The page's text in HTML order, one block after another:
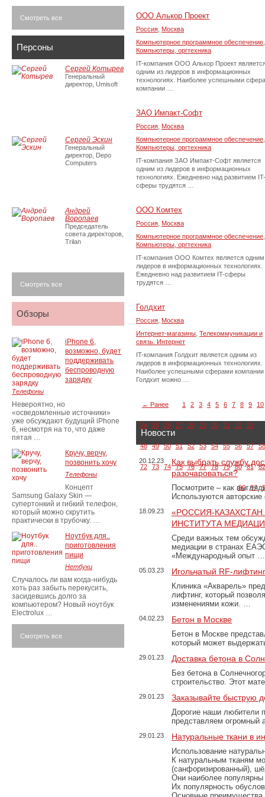
ООО Алькор Проект
Россия Москва
Компьютерное программное обеспечение
Компьютеры, оргтехника
IT-компания ООО Алькор Проект
одним из лидеров в информационных
технологиях. Наиболее успешными
компании …
ЗАО Импакт-Софт
Россия Москва
Компьютерное программное обеспечение
Компьютеры, оргтехника
IT-компания ЗАО Импакт-Софт является
одним из лидеров в информационных
технологиях. Ежедневно над развитием IT-
сферы трудятся …
ООО Комтех
Россия Москва
Компьютерное программное обеспечение
Компьютеры, оргтехника
IT-компания ООО Комтех является одним
лидеров в информационных технологиях.
Ежедневно над развитием IT-сферы
трудятся …
Голдхит
Россия Москва
Интернет-магазины Телекоммуникации и
связь. Интернет
IT-компания Голдхит является одним из
лидеров в информационных технологиях.
Наиболее успешными сферами компании
Голдхит можно …
← Ранее 1 2 3 4 5 6 7 8 9 10
24 25 26 27 28 29 30 31 32 33
48 49 50 51 52 53 54 55 56 57 58
72 73 74 75 76 77 78 79 80 81 82
96 97
Новости
20.12.23
Как выбрать службу
разочароваться?
Посмотрите – как
Используются
18.09.23
«РОССИЯ-
ИНСТИТУТА
Среди важных тем
медиации в странах
«Международный опыт …
05.03.23 Игольчатый RF-
Клиника «Акварель»
лифтинг, который
изменениями кожи. …
04.02.23 Бетон в Москве
Бетон в Москве
который может
29.01.23 Доставка бетона в
Без бетона в
строительство. Этот
29.01.23 Заказывайте быструю
Дорогие наши любители
представляем огромный
29.01.23 Натуральные ткани в
Использование
К натуральным тканям
(санфоризированный),
Они наиболее популярны
Их популярность
Смотреть все
Персоны
Сергей Котырев
Генеральный
директор, Umisoft
Сергей Эскин
Генеральный
директор, Depo
Computers
Андрей
Воропаев
Председатель
совета директоров,
Trilan
Смотреть все
Обзоры
iPhone 6,
возможно, будет
поддерживать
беспроводную
зарядку
Телефоны
Невероятно, но
«осведомленные источники»
уже обсуждают будущий iPhone
6, несмотря на то, что даже
пятая …
Кручу, верчу,
позвонить хочу
Телефоны
Концепт
Samsung Galaxy Skin —
супертонкий и гибкий телефон,
который можно скрутить
практически в трубочку. …
Ноутбук для..
приготовления
пищи
Нетбуки
Случалось ли вам когда-нибудь
хоть раз забыть перекусить,
засидевшись долго за
компьютером? Новый ноутбук
Electrolux …
Смотреть все